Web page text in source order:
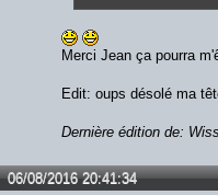
Merci Jean ça pourra
Edit: oups désolé ma
Dernière édition de:
06/08/2016 20:41:34